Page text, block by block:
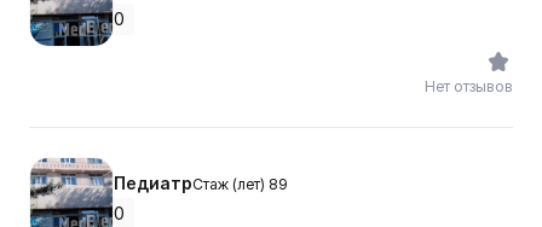
0
Нет отзывов
ПедиатрСтаж (лет) 89
0